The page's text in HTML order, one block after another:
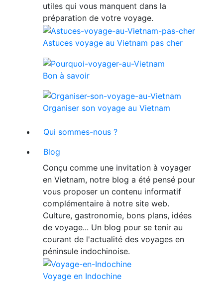
utiles qui vous manquent dans la
préparation de votre voyage.
Astuces voyage au Vietnam pas cher
Bon à savoir
Organiser son voyage au Vietnam
Qui sommes-nous ?
Blog
Conçu comme une invitation à voyager
en Vietnam, notre blog a été pensé pour
vous proposer un contenu informatif
complémentaire à notre site web.
Culture, gastronomie, bons plans, idées
de voyage... Un blog pour se tenir au
courant de l'actualité des voyages en
péninsule indochinoise.
Voyage en Indochine